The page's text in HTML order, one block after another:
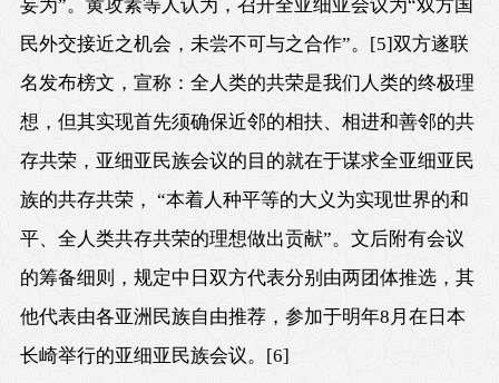
妄为”。黄攻素等人认为，召开全亚细亚会议为“双方国
民外交接近之机会，未尝不可与之合作”。
[5]双方遂联
名发布榜文，宣称：全人类的共荣是我们人类的终极理
想，但其实现首先须确保近邻的相扶、相进和善邻的共
存共荣，亚细亚民族会议的目的就在于谋求全亚细亚民
族的共存共荣， “本着人种平等的大义为实现世界的和
平、全人类共存共荣的理想做出贡献”。文后附有会议
的筹备细则，规定中日双方代表分别由两团体推选，其
他代表由各亚洲民族自由推荐，参加于明年8月在日本
长崎举行的亚细亚民族会议。
[6]